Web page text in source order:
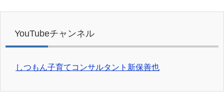
YouTubeチャンネル
しつもん子育てコンサルタント新保善也